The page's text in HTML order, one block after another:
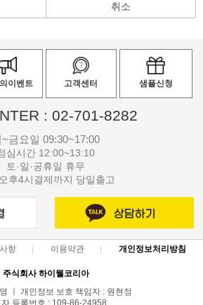
취소
이벤트 고객센터 샘플신청
: 02-701-8282
~금요일 09:30~17:00
심시간 12:00~13:10
토·일·공휴일 휴무
후4시결제까지 당일출고
항 이용약관 개인정보처리방침
주식회사 하이웰코리아
ㅣ 개인정보 보호 책임자 : 원현정
등록번호 : 109-86-24958